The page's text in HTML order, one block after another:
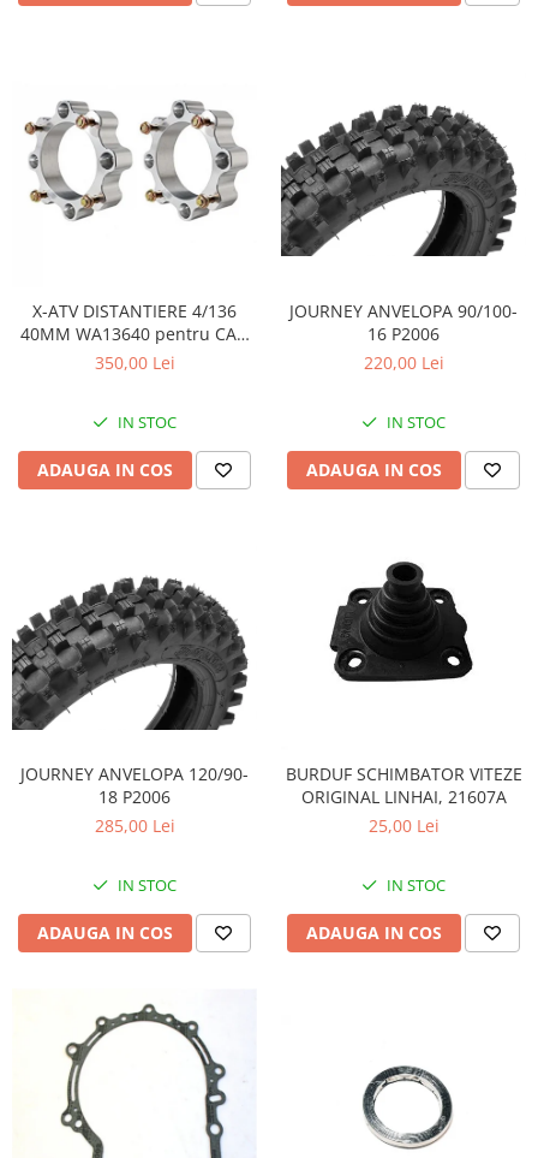
X-ATV DISTANTIERE 4/136
40MM WA13640 pentru CAN
AM
350,00 Lei
IN STOC
ADAUGA IN COS
JOURNEY ANVELOPA 90/100-
16 P2006
220,00 Lei
IN STOC
ADAUGA IN COS
JOURNEY ANVELOPA 120/90-
18 P2006
285,00 Lei
IN STOC
ADAUGA IN COS
BURDUF SCHIMBATOR VITEZE
ORIGINAL LINHAI, 21607A
25,00 Lei
IN STOC
ADAUGA IN COS